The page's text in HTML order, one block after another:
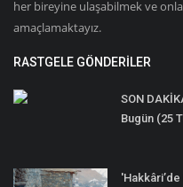
her bireyine ulaşabilmek ve
amaçlamaktayız.
RASTGELE GÖNDERILER
SON
Bugün (25